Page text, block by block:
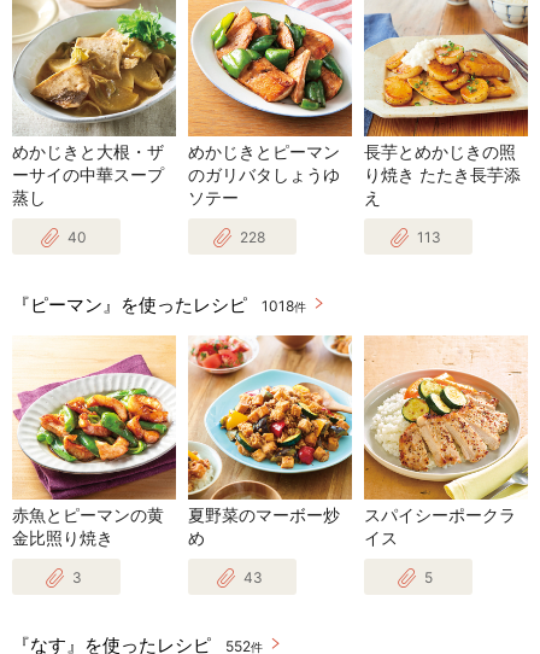
めかじきと大根・ザ
ーサイの中華スープ
蒸し
40
めかじきとピーマン
のガリバタしょうゆ
ソテー
228
長芋とめかじきの照
り焼き たたき長芋添
え
113
『ピーマン』を使ったレシピ 1018件
赤魚とピーマンの黄
金比照り焼き
3
夏野菜のマーボー炒
め
43
スパイシーポークラ
イス
5
『なす』を使ったレシピ 552件